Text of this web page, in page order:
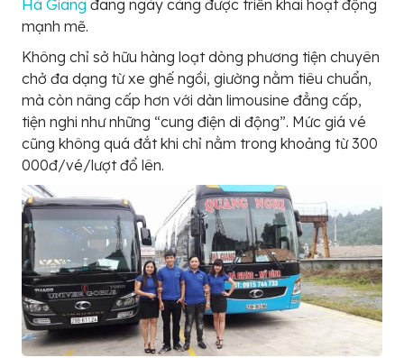
Hà Giang đang ngày càng được triển khai hoạt động
mạnh mẽ.
Không chỉ sở hữu hàng loạt dòng phương tiện chuyên
chở đa dạng từ xe ghế ngồi, giường nằm tiêu chuẩn,
mà còn nâng cấp hơn với dàn limousine đẳng cấp,
tiện nghi như những “cung điện di động”. Mức giá vé
cũng không quá đắt khi chỉ nằm trong khoảng từ 300
000đ/vé/lượt đổ lên.